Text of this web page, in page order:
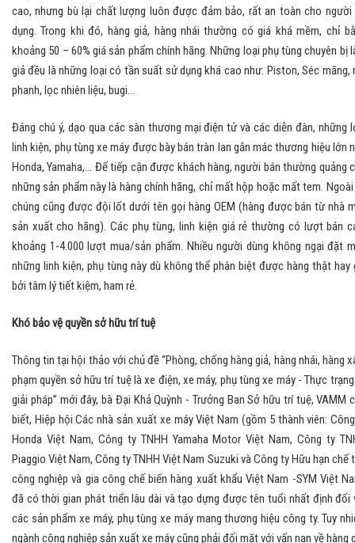
cao, nhưng bù lại chất lượng luôn được đảm bảo, rất an toàn cho người
dụng. Trong khi đó, hàng giả, hàng nhái thường có giá khá mềm, chỉ
khoảng 50 – 60% giá sản phẩm chính hãng. Những loại phụ tùng chuyên bị
giả đều là những loại có tần suất sử dụng khá cao như: Piston, Séc măng,
phanh, lọc nhiên liệu, bugi…
Đáng chú ý, dạo qua các sàn thương mại điện tử và các diễn đàn, những
linh kiện, phụ tùng xe máy được bày bán tràn lan gắn mác thương hiệu lớn
Honda, Yamaha,... Để tiếp cận được khách hàng, người bán thường quảng
những sản phẩm này là hàng chính hãng, chỉ mất hộp hoặc mất tem. Ngoài
chúng cũng được đội lốt dưới tên gọi hàng OEM (hàng được bán từ nhà
sản xuất cho hãng). Các phụ tùng, linh kiện giá rẻ thường có lượt bán
khoảng 1-4.000 lượt mua/sản phẩm. Nhiều người dùng không ngại đặt
những linh kiện, phụ tùng này dù không thể phân biệt được hàng thật hay
bởi tâm lý tiết kiệm, ham rẻ.
Khó bảo vệ quyền sở hữu trí tuệ
Thông tin tại hội thảo với chủ đề “Phòng, chống hàng giả, hàng nhái, hàng
phạm quyền sở hữu trí tuệ là xe điện, xe máy, phụ tùng xe máy - Thực
giải pháp” mới đây, bà Đại Khả Quỳnh - Trưởng Ban Sở hữu trí tuệ, VAMM
biết, Hiệp hội Các nhà sản xuất xe máy Việt Nam (gồm 5 thành viên:
Honda Việt Nam, Công ty TNHH Yamaha Motor Việt Nam, Công ty
Piaggio Việt Nam, Công ty TNHH Việt Nam Suzuki và Công ty Hữu hạn chế
công nghiệp và gia công chế biến hàng xuất khẩu Việt Nam -SYM Việt
đã có thời gian phát triển lâu dài và tạo dựng được tên tuổi nhất định đối
các sản phẩm xe máy, phụ tùng xe máy mang thương hiệu công ty. Tuy
ngành công nghiệp sản xuất xe máy cũng phải đối mặt với vấn nạn về hàng